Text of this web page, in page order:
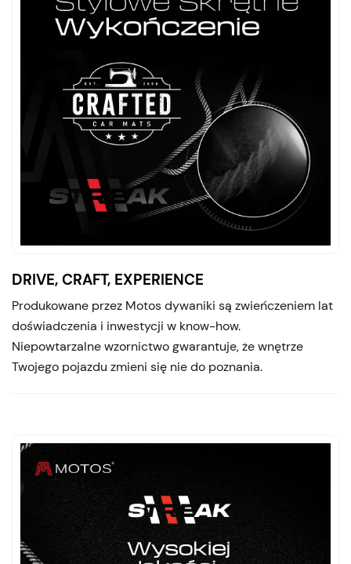
DRIVE, CRAFT, EXPERIENCE
Produkowane przez Motos dywaniki są zwieńczeniem lat
doświadczenia i inwestycji w know-how.
Niepowtarzalne wzornictwo gwarantuje, że wnętrze
Twojego pojazdu zmieni się nie do poznania.